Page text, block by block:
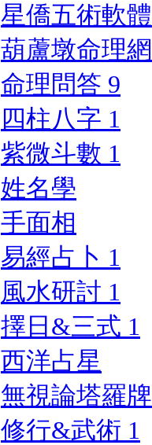
星僑五術軟體
葫蘆墩命理網
命理問答 9
四柱八字 1
紫微斗數 1
姓名學
手面相
易經占卜 1
風水研討 1
擇日&三式 1
西洋占星
無視論塔羅牌
修行&武術 1